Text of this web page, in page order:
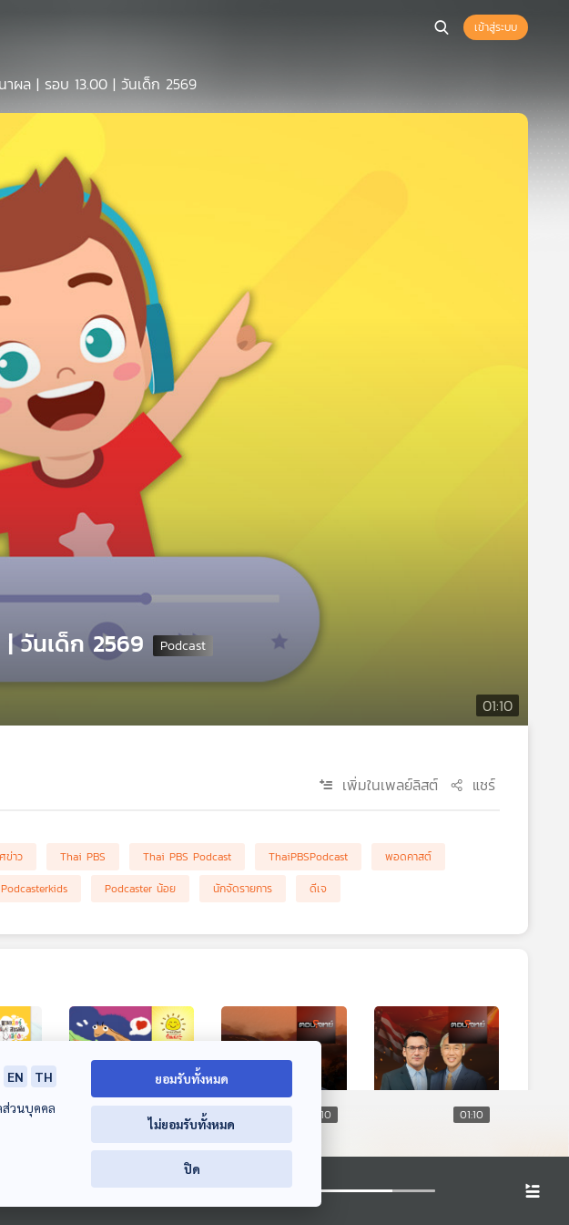
เข้าสู่ระบบ
ผล | รอบ 13.00 | วันเด็ก 2569
01:10
วันเด็ก 2569
เพิ่มในเพลย์ลิสต์ แชร์
ข่าว Thai PBS Thai PBS Podcast ThaiPBSPodcast
พอดคาสต์
Podcasterkids Podcaster น้อย นักจัดรายการ ดีเจ
01:10
EP. 1984: ตั๊กแตนใช้
01:10
EP. 77: วิกฤตภาค
01:10
EP. 116: ตะวันออก
สงคราม "สหรัฐฯ -
ตอบโจทย์
00:00:00
EN
TH
ส่วนบุคคล
ยอมรับทั้งหมด
ไม่ยอมรับทั้งหมด
ปิด